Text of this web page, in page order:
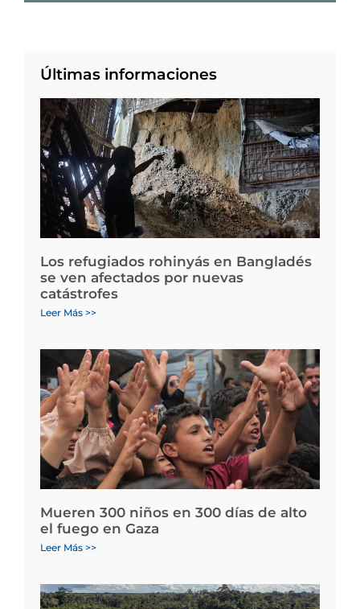
Últimas informaciones
Los refugiados rohinyás en Bangladés
se ven afectados por nuevas
catástrofes
Leer Más >>
Mueren 300 niños en 300 días de alto
el fuego en Gaza
Leer Más >>